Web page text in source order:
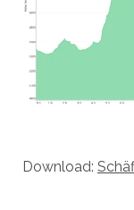
Download: